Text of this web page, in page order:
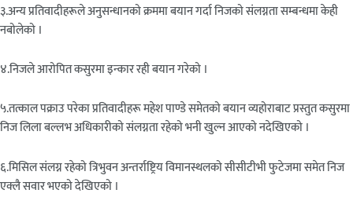
३.अन्य प्रतिवादीहरूले अनुसन्धानको क्रममा बयान गर्दा निजको संलग्नता सम्बन्धमा केही
नबोलेको ।
४.निजले आरोपित कसुरमा इन्कार रही बयान गरेको ।
५.तत्काल पक्राउ परेका प्रतिवादीहरू महेश पाण्डे समेतको बयान व्यहोराबाट प्रस्तुत कसुरमा
निज लिला बल्लभ अधिकारीको संलग्नता रहेको भनी खुल्न आएको नदेखिएको ।
६.मिसिल संलग्न रहेको त्रिभुवन अन्तर्राष्ट्रिय विमानस्थलको सीसीटीभी फुटेजमा समेत निज
एक्लै सवार भएको देखिएको ।